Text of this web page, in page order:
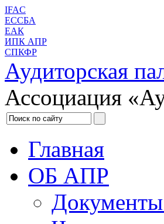
IFAC
ЕССБА
ЕАК
ИПК АПР
СПКФР
Аудиторская
Ассоциация
Главная
ОБ АПР